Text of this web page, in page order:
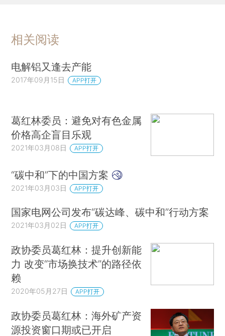
相关阅读
电解铝又逢去产能
2017年09月15日 APP打开
葛红林委员：避免对有色金属
价格高企盲目乐观
2021年03月08日 APP打开
“碳中和”下的中国方案
2021年03月03日 APP打开
国家电网公司发布“碳达峰、碳中和”行动方案
2021年03月02日 APP打开
政协委员葛红林：提升创新能
力 改变“市场换技术”的路径依
赖
2020年05月27日 APP打开
政协委员葛红林：海外矿产资
源投资窗口期或已开启